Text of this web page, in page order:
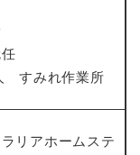
すみれ作業所
リアホームステ